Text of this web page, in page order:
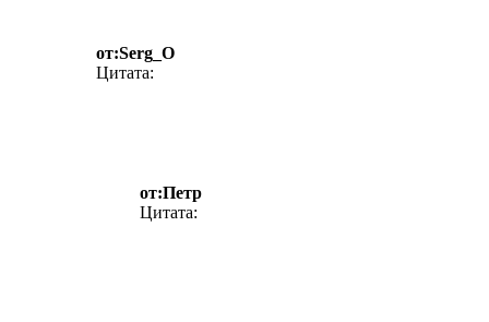
от:Serg_O
Цитата:
от:Петр
Цитата: